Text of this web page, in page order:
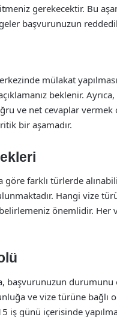
gerekecektir. Bu
başvurunuzun
mülakat
açıklamanız beklenir.
ve net cevaplar
bir aşamadır.
göre farklı türlerde
Hangi vize
belirlemeniz önemlidir.
başvurunuzun
ve vize türüne bağlı
iş günü içerisinde